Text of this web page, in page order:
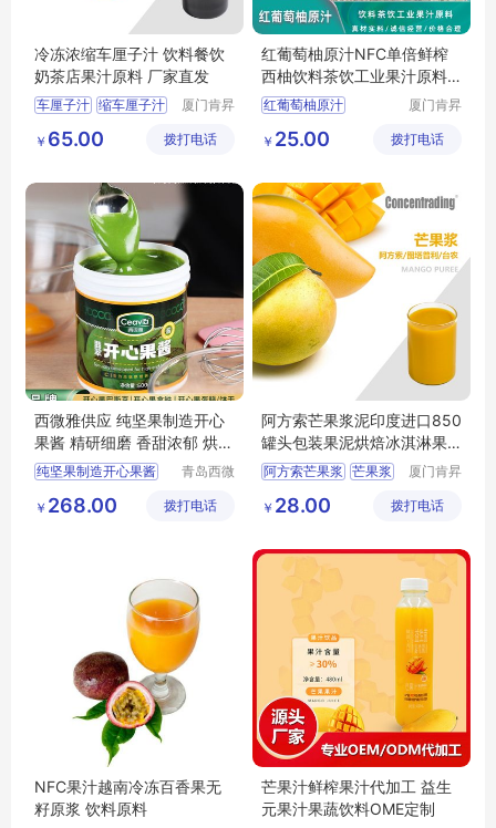
冷冻浓缩车厘子汁 饮料餐饮
奶茶店果汁原料 厂家直发
车厘子汁 缩车厘子汁
厦门肯昇
限公司
￥ 65.00 拨打电话
红葡萄柚原汁NFC单倍鲜榨
西柚饮料茶饮工业果汁原料
以色列进口
红葡萄柚原汁
西柚果汁 果汁原料
厦门肯昇
限公司
￥ 25.00 拨打电话
西微雅供应 纯坚果制造开心
果酱 精研细磨 香甜浓郁 烘焙
果 酱原料
纯坚果制造开心果酱
烘焙果酱原料
青岛西微
限公司
￥ 268.00 拨打电话
阿方索芒果浆泥印度进口850
罐头包装果泥烘焙冰淇淋果
酱原料批发
阿方索芒果浆 芒果浆
果酱原料
厦门肯昇
限公司
￥ 28.00 拨打电话
NFC果汁越南冷冻百香果无
籽原浆 饮料原料
芒果汁鲜榨果汁代加工 益生
元果汁果蔬饮料OME定制